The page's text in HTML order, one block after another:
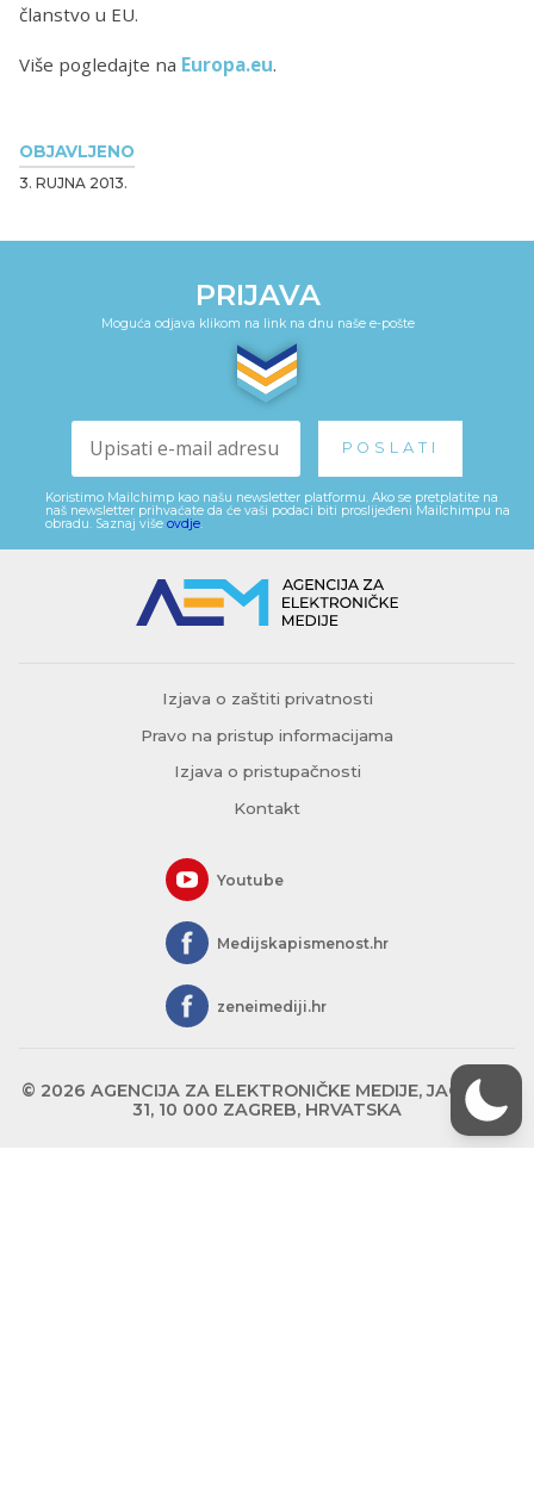
OBJAVLJENO
3. RUJNA 2013.
članstvo u EU.
Više pogledajte na Europa.eu.
PRIJAVA
Moguća odjava klikom na link na dnu naše e-pošte
Koristimo Mailchimp kao našu newsletter platformu. Ako se pretplatite na
naš newsletter prihvaćate da će vaši podaci biti proslijeđeni Mailchimpu na
obradu. Saznaj više ovdje.
Izjava o zaštiti privatnosti
Pravo na pristup informacijama
Izjava o pristupačnosti
Kontakt
Youtube
Medijskapismenost.hr
zeneimediji.hr
© 2026 AGENCIJA ZA ELEKTRONIČKE MEDIJE, JAGIĆEVA
31, 10 000 ZAGREB, HRVATSKA